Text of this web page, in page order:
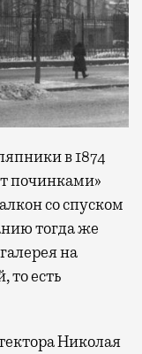
в 1874
починками»
со спуском
тогда же
на
то есть
Николая